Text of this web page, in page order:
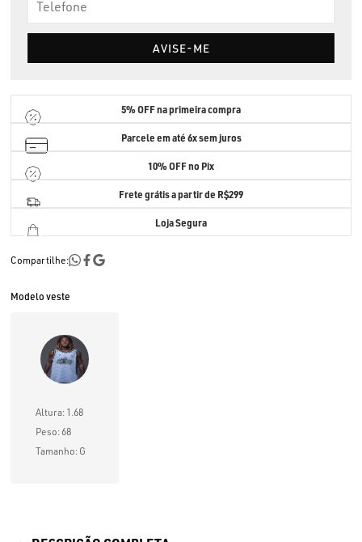
AVISE-ME
5% OFFna primeira compra
Parcele em até6x sem juros
10% OFF no Pix
Frete grátis a partir de R$299
Loja Segura
Compartilhe:
Modelo veste
Altura: 1.68
Peso: 68
Tamanho: G